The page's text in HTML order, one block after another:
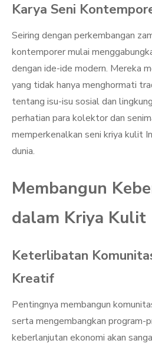
Karya Seni
Seiring dengan perkembangan
kontemporer mulai
dengan ide-ide modern. Mereka
yang tidak hanya menghormati
tentang isu-isu sosial dan
perhatian para kolektor dan
memperkenalkan seni kriya kulit
dunia.
Membangun
dalam Kriya Kulit
Keterlibatan
Kreatif
Pentingnya membangun
serta mengembangkan program-
keberlanjutan ekonomi akan